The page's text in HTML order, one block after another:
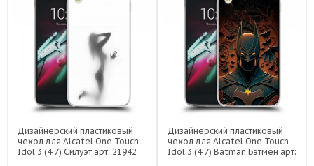
Дизайнерский пластиковый
чехол для Alcatel One Touch
Idol 3 (4.7) Силуэт арт: 21942
Дизайнерский пластиковый
чехол для Alcatel One Touch
Idol 3 (4.7) Batman Бэтмен арт: